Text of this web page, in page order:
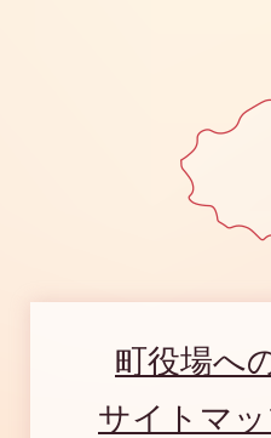
町役場へ
サイトマ